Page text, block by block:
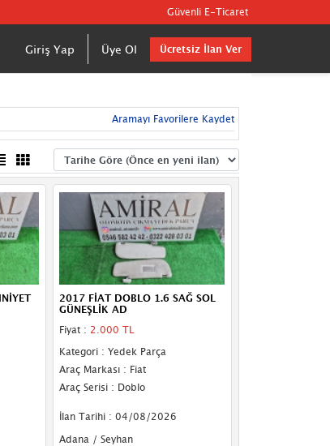
Güvenli E-Ticaret
Giriş Yap Üye Ol Ücretsiz İlan Ver
Aramayı Favorilere Kaydet
2017 FİAT DOBLO 1.6 SAĞ SOL
GÜNEŞLİK AD
Fiyat : 2.000 TL
Kategori : Yedek Parça
Araç Markası : Fiat
Araç Serisi : Doblo
İlan Tarihi : 04/08/2026
Adana / Seyhan